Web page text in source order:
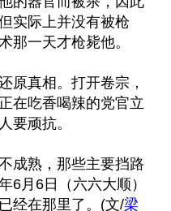
实际上并没有被枪
那一天才枪毙他。
原真相。打开卷宗，
在吃香喝辣的党官立
要顽抗。
成熟，那些主要挡路
6月6日（六六大顺）
经在那里了。(文/梁